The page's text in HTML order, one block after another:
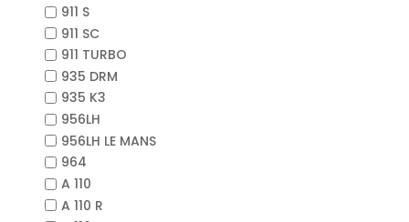
911 S
911 SC
911 TURBO
935 DRM
935 K3
956LH
956LH LE MANS
964
A 110
A 110 R